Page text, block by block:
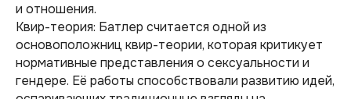
и отношения.
Квир-теория: Батлер считается одной из
основоположниц квир-теории, которая критикует
нормативные представления о сексуальности и
гендере. Её работы способствовали развитию идей,